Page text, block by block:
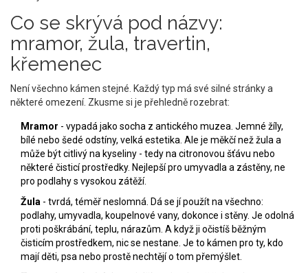
Co se skrývá pod názvy:
mramor, žula, travertin,
křemenec
Není všechno kámen stejné. Každý typ má své silné stránky a
některé omezení. Zkusme si je přehledně rozebrat:
Mramor - vypadá jako socha z antického muzea. Jemné žíly,
bílé nebo šedé odstíny, velká estetika. Ale je měkčí než žula a
může být citlivý na kyseliny - tedy na citronovou šťávu nebo
některé čisticí prostředky. Nejlepší pro umyvadla a zástěny, ne
pro podlahy s vysokou zátěží.
Žula - tvrdá, téměř neslomná. Dá se jí použít na všechno:
podlahy, umyvadla, koupelnové vany, dokonce i stěny. Je odolná
proti poškrábání, teplu, nárazům. A když ji očistíš běžným
čisticím prostředkem, nic se nestane. Je to kámen pro ty, kdo
mají děti, psa nebo prostě nechtějí o tom přemýšlet.